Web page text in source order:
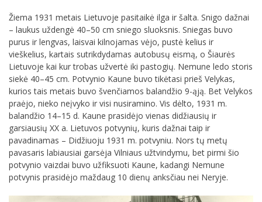
Žiema 1931 metais Lietuvoje pasitaikė ilga ir šalta. Snigo dažnai
– laukus uždengė 40–50 cm sniego sluoksnis. Sniegas buvo
purus ir lengvas, laisvai kilnojamas vėjo, pustė kelius ir
vieškelius, kartais sutrikdydamas autobusų eismą, o Šiaurės
Lietuvoje kai kur trobas užvertė iki pastogių. Nemune ledo storis
siekė 40–45 cm. Potvynio Kaune buvo tikėtasi prieš Velykas,
kurios tais metais buvo švenčiamos balandžio 9-ąją. Bet Velykos
praėjo, nieko neįvyko ir visi nusiramino. Vis dėlto, 1931 m.
balandžio 14–15 d. Kaune prasidėjo vienas didžiausių ir
garsiausių XX a. Lietuvos potvynių, kuris dažnai taip ir
pavadinamas – Didžiuoju 1931 m. potvyniu. Nors tų metų
pavasaris labiausiai garsėja Vilniaus užtvindymu, bet pirmi šio
potvynio vaizdai buvo užfiksuoti Kaune, kadangi Nemune
potvynis prasidėjo maždaug 10 dienų anksčiau nei Neryje.